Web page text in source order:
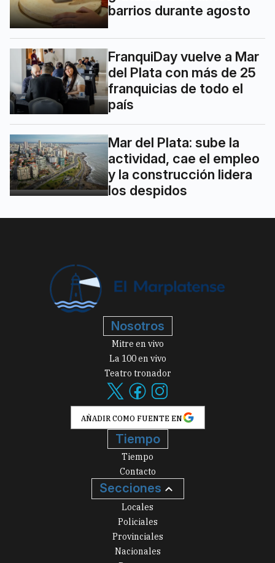
barrios durante agosto
FranquiDay vuelve a Mar
del Plata con más de 25
franquicias de todo el
país
Mar del Plata: sube la
actividad, cae el empleo
y la construcción lidera
los despidos
Nosotros
Mitre en vivo
La 100 en vivo
Teatro tronador
AÑADIR COMO FUENTE EN
Tiempo
Tiempo
Contacto
Secciones
Locales
Policiales
Provinciales
Nacionales